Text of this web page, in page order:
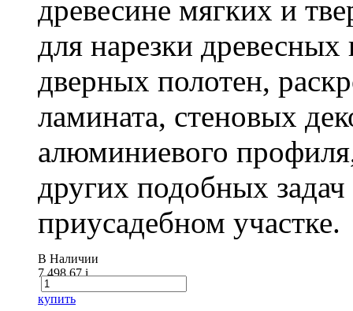
древесине мягких и
для нарезки
дверных полотен,
ламината, стеновых
алюминиевого
других подобных
приусадебном участке.
В Наличии
7 498.67i
купить